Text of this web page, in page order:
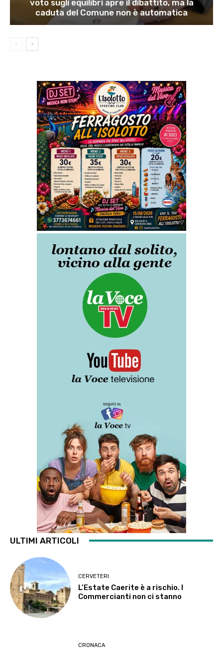
voto sugli equilibri apre il dibattito, ma la
caduta del Comune non è automatica
ULTIMI ARTICOLI
CERVETERI
L’Estate Caerite è a rischio. I
Commercianti non ci stanno
CRONACA